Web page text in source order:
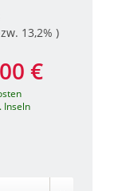
13,2% )
€
Inseln